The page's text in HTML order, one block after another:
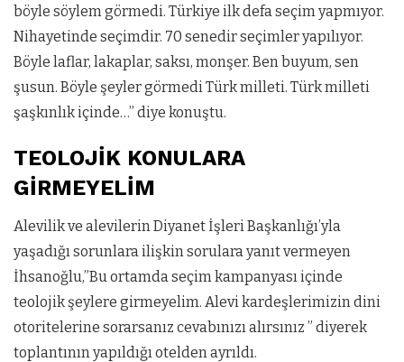
böyle söylem görmedi. Türkiye ilk defa seçim yapmıyor.
Nihayetinde seçimdir. 70 senedir seçimler yapılıyor.
Böyle laflar, lakaplar, saksı, monşer. Ben buyum, sen
şusun. Böyle şeyler görmedi Türk milleti. Türk milleti
şaşkınlık içinde…” diye konuştu.
TEOLOJİK KONULARA
GİRMEYELİM
Alevilik ve alevilerin Diyanet İşleri Başkanlığı’yla
yaşadığı sorunlara ilişkin sorulara yanıt vermeyen
İhsanoğlu,”Bu ortamda seçim kampanyası içinde
teolojik şeylere girmeyelim. Alevi kardeşlerimizin dini
otoritelerine sorarsanız cevabınızı alırsınız ” diyerek
toplantının yapıldığı otelden ayrıldı.